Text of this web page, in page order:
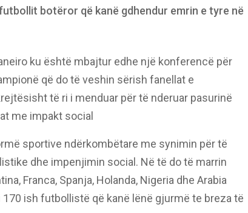
botëror që kanë gdhendur emrin e tyre në
ku është mbajtur edhe një konferencë për
që do të veshin sërish fanellat e
të ri i menduar për të nderuar pasurinë
me impakt social
sportive ndërkombëtare me synimin për të
dhe impenjimin social. Në të do të marrin
Franca, Spanja, Holanda, Nigeria dhe Arabia
ish futbollistë që kanë lënë gjurmë te breza të